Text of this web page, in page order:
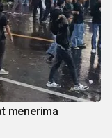
menerima